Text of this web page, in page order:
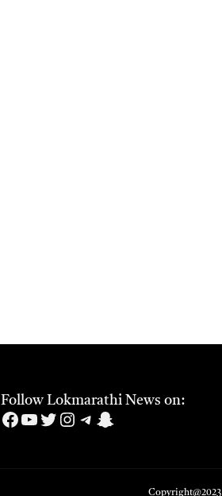
Follow Lokmarathi News on:
Facebook
YouTube
Twitter
Instagram
Telegram
Snapchat
Copyright@2023